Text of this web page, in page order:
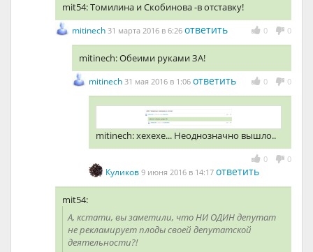
mit54: Томилина и Скобинова -в отставку!
0 0
mitinech 31 марта 2016 в 6:26 ответить
mitinech: Обеими руками ЗА!
0 0
mitinech 31 мая 2016 в 1:06 ответить
mitinech: хехехе... Неоднозначно вышло..
0 0
Куликов 9 июня 2016 в 14:17 ответить
mit54:
А, кстати, вы заметили, что НИ ОДИН депутат
не рекламирует плоды своей депутатской
деятельности?!